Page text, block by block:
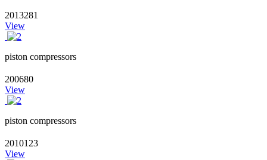
2013281
View
piston compressors
200680
View
piston compressors
2010123
View